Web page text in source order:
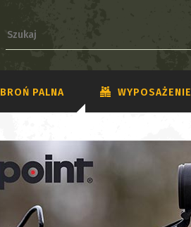
BROŃ PALNA WYPOSAŻENIE